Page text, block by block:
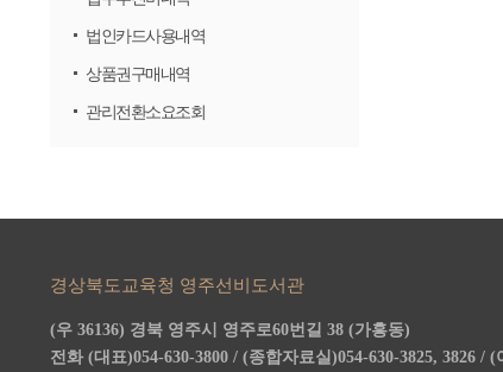
법인카드사용내역
상품권구매내역
관리전환소요조회
경상북도교육청 영주선비도서관
(우 36136) 경북 영주시 영주로60번길 38 (가흥동)
전화 (대표)054-630-3800 / (종합자료실)054-630-3825, 3826 /